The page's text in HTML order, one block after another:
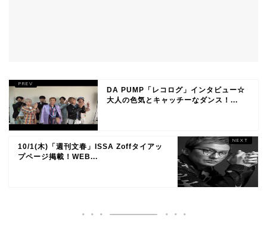
DA PUMP「レコログ」インタビュー☆
大人の色気とキャッチーなダンス！...
10/1(木)「週刊文春」ISSA Zoffタイアッ
プページ掲載！WEB...